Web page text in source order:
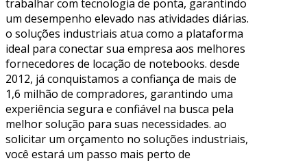
trabalhar com tecnologia de ponta, garantindo
um desempenho elevado nas atividades diárias.
o soluções industriais atua como a plataforma
ideal para conectar sua empresa aos melhores
fornecedores de locação de notebooks. desde
2012, já conquistamos a confiança de mais de
1,6 milhão de compradores, garantindo uma
experiência segura e confiável na busca pela
melhor solução para suas necessidades. ao
solicitar um orçamento no soluções industriais,
você estará um passo mais perto de